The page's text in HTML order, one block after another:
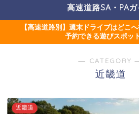
高速道路SA・PA
【高速道路別】週末ドライブはどこ
予約できる遊びスポッ
― CATEGORY
近畿道
近畿道